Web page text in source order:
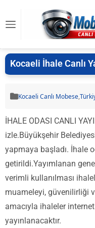
Kocaeli İhale Canlı
Kocaeli Canlı Mobese,
İHALE ODASI CANLI
izle.Büyükşehir
yapmaya başladı. İhale
getirildi.Yayımlanan
verimli kullanılması
muameleyi, güvenilirliği
amacıyla ihaleler internet
yayınlanacaktır.